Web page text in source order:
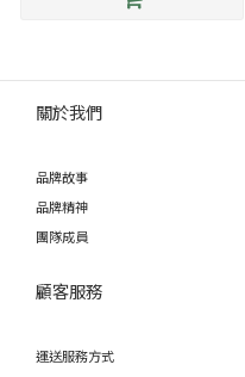
關於我們
品牌故事
品牌精神
團隊成員
顧客服務
運送服務方式